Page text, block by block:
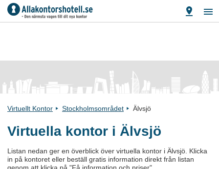
Virtuellt Kontor Stockholmsområdet Älvsjö
Virtuella kontor i Älvsjö
Listan nedan ger en överblick över virtuella kontor i Älvsjö. Klicka
in på kontoret eller beställ gratis information direkt från listan